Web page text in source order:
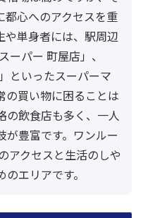
都心へのアクセスを重
や単身者には、駅周辺
ーパー 町屋店」、
といったスーパーマ
の買い物に困ることは
の飲食店も多く、一人
豊富です。ワンルー
アクセスと生活のしや
エリアです。